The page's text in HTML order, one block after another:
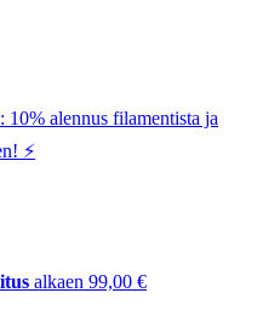
10% alennus filamentista ja
⚡️
alkaen 99,00 €